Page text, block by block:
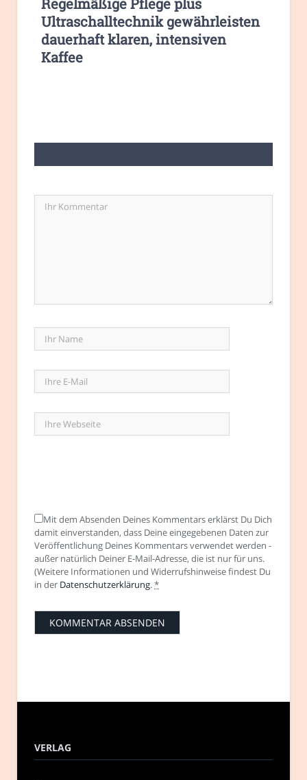
Ultraschalltechnik gewährleisten
dauerhaft klaren, intensiven
Kaffee
Mit dem Absenden Deines Kommentars erklärst Du Dich
damit einverstanden, dass Deine eingegebenen Daten zur
Veröffentlichung Deines Kommentars verwendet werden -
außer natürlich Deiner E-Mail-Adresse, die ist nur für uns.
(Weitere Informationen und Widerrufshinweise findest Du
in der Datenschutzerklärung.*
VERLAG